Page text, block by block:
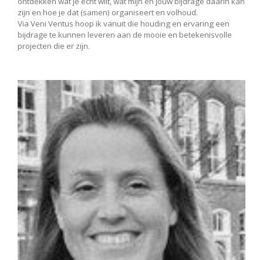
zijn en hoe je dat (samen) organiseert en volhoud.
Via Veni Ventus hoop ik vanuit die houding en ervaring een
bijdrage te kunnen leveren aan de mooie en betekenisvolle
projecten die er zijn.